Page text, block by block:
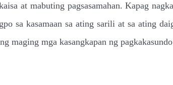
at mabuting pagsasamahan. Kapag
sa kasamaan sa ating sarili at sa ating
maging mga kasangkapan ng